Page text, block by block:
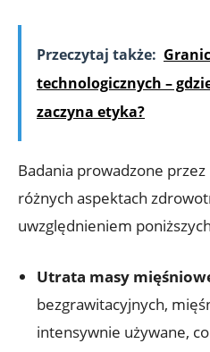
Przeczytaj także:
technologicznych –
zaczyna etyka?
Badania prowadzone przez
różnych‍ aspektach
uwzględnieniem
Utrata masy
bezgrawitacyjnych,
intensywnie używane,